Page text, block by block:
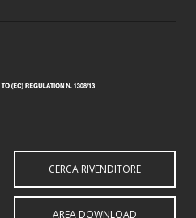
CERCA RIVENDITORE
AREA DOWNLOAD